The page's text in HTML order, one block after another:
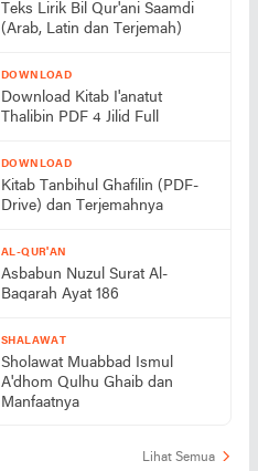
Teks Lirik Bil Qur'ani Saamdi
(Arab, Latin dan Terjemah)
DOWNLOAD
Download Kitab I'anatut
Thalibin PDF 4 Jilid Full
DOWNLOAD
Kitab Tanbihul Ghafilin (PDF-
Drive) dan Terjemahnya
AL-QUR'AN
Asbabun Nuzul Surat Al-
Baqarah Ayat 186
SHALAWAT
Sholawat Muabbad Ismul
A'dhom Qulhu Ghaib dan
Manfaatnya
Lihat Semua